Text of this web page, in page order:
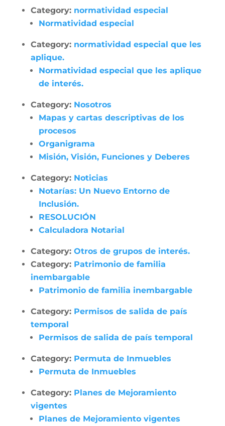
Category: normatividad especial
Normatividad especial
Category: normatividad especial que les
aplique.
Normatividad especial que les aplique
de interés.
Category: Nosotros
Mapas y cartas descriptivas de los
procesos
Organigrama
Misión, Visión, Funciones y Deberes
Category: Noticias
Notarías: Un Nuevo Entorno de
Inclusión.
RESOLUCIÓN
Calculadora Notarial
Category: Otros de grupos de interés.
Category: Patrimonio de familia
inembargable
Patrimonio de familia inembargable
Category: Permisos de salida de país
temporal
Permisos de salida de país temporal
Category: Permuta de Inmuebles
Permuta de Inmuebles
Category: Planes de Mejoramiento
vigentes
Planes de Mejoramiento vigentes